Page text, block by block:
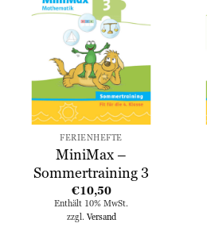
Wunschliste
hinzufügen
FERIENHEFTE
MiniMax –
Sommertraining 3
€10,50
Enthält 10% MwSt.
zzgl. Versand